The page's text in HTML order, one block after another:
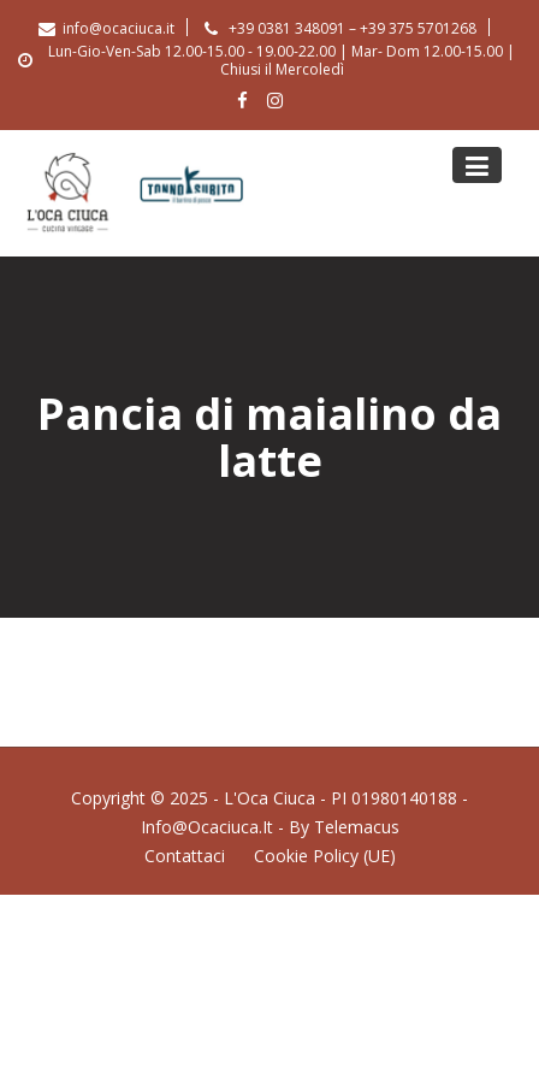
content
info@ocaciuca.it
+39 0381 348091 – +39 375 5701268
Lun-Gio-Ven-Sab 12.00-15.00 - 19.00-22.00 | Mar- Dom 12.00-15.00 |
Chiusi il Mercoledì
Pancia di maialino da
latte
Copyright © 2025 - L'Oca Ciuca - PI 01980140188 -
Info@ocaciuca.it - By Telemacus
Contattaci
Cookie Policy (UE)